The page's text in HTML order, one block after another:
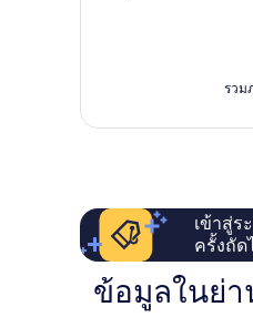
รวม
เข้าสู่ร
ครั้งถัด
ข้อมูลในย่